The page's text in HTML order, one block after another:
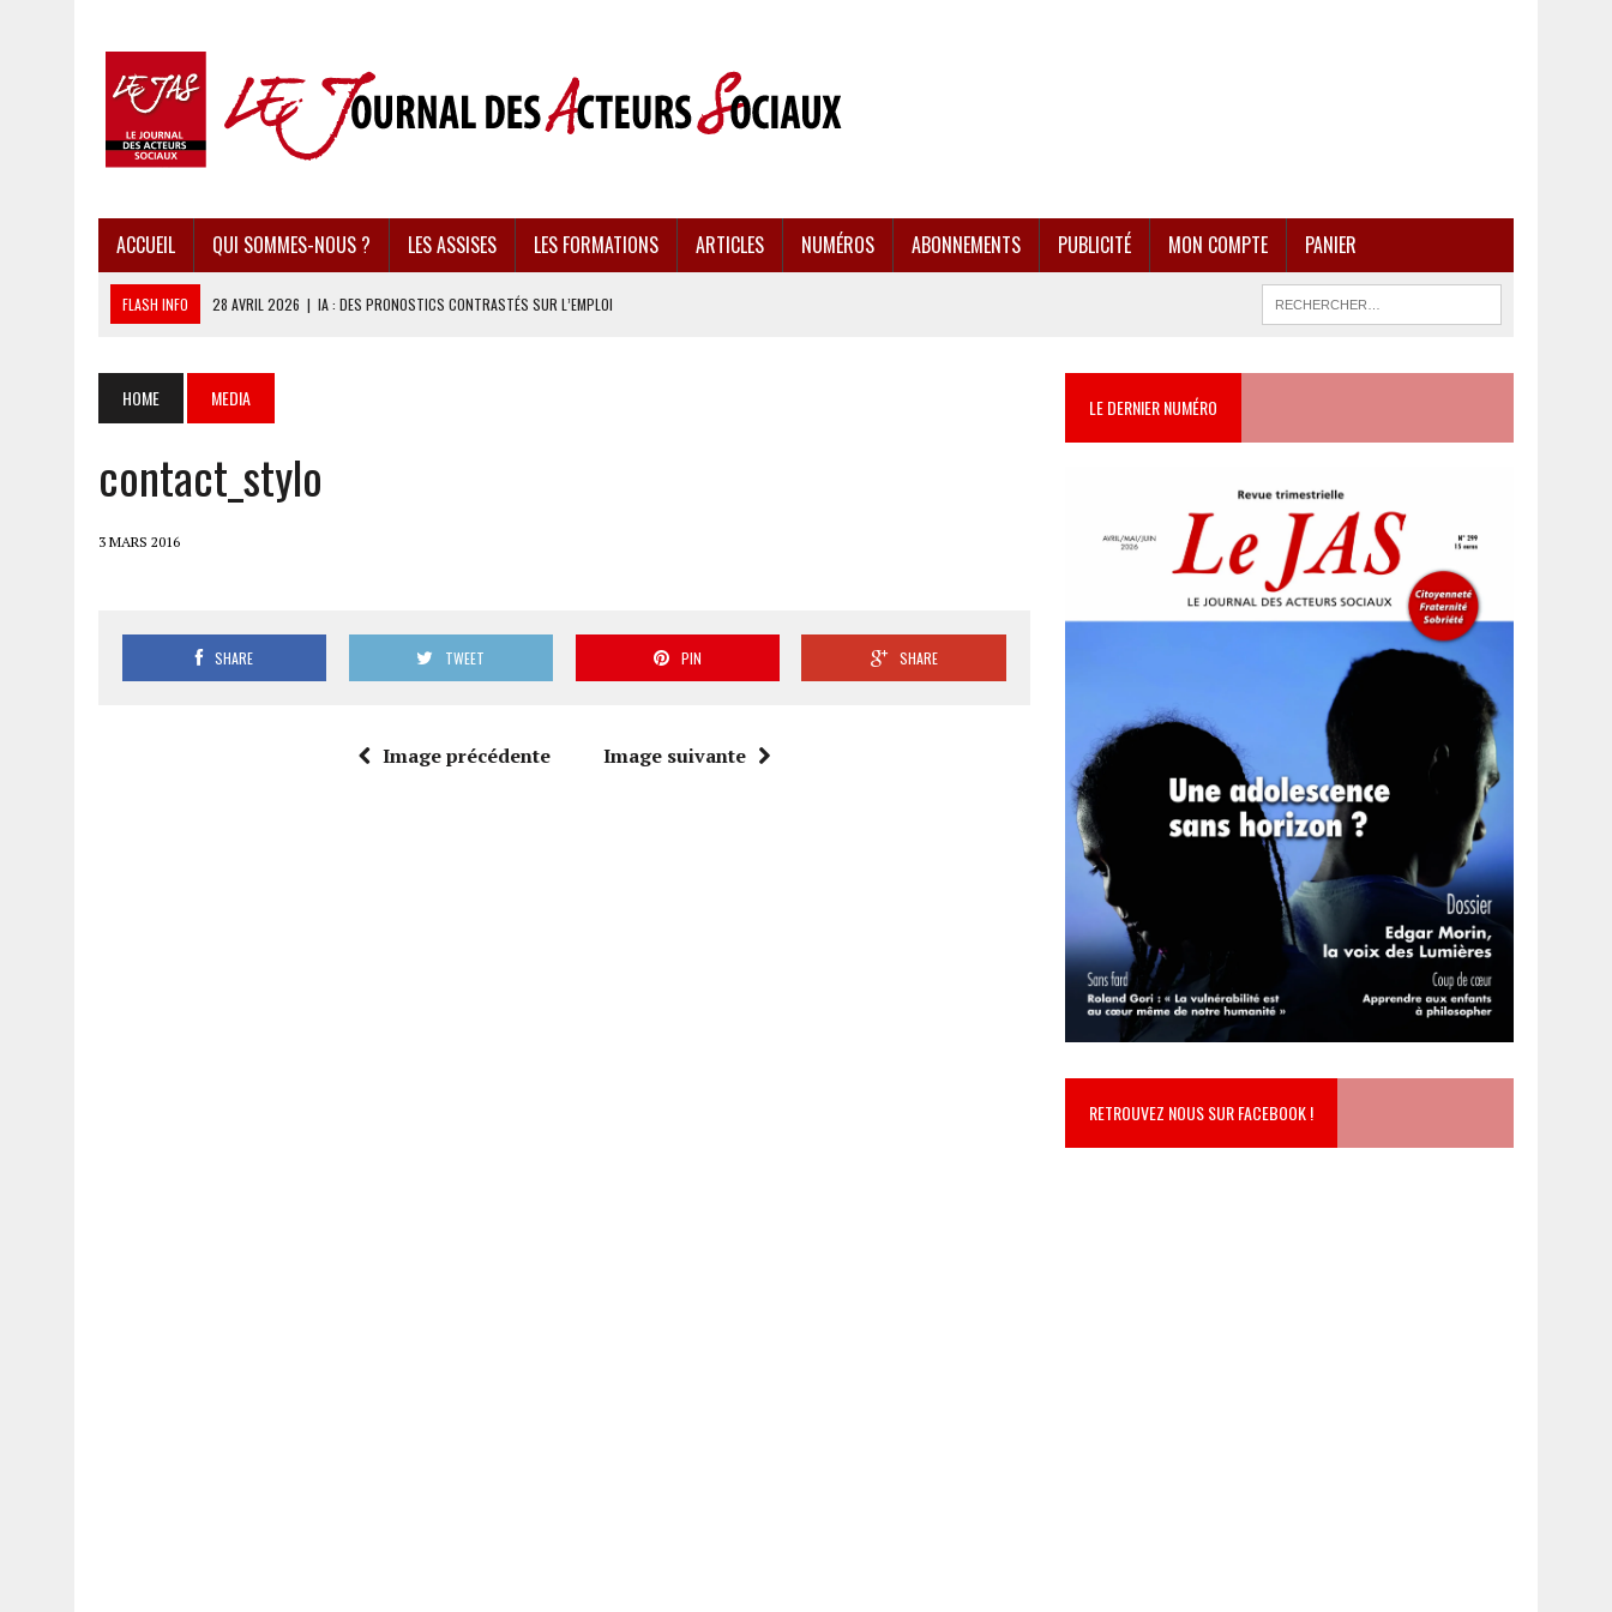
ACCUEIL QUI SOMMES-NOUS ? LES ASSISES LES FORMATIONS ARTICLES NUMÉROS ABONNEMENTS PUBLICITÉ MON COMPTE PANIER
FLASH INFO 28 AVRIL 2026 | IA : DES PRONOSTICS CONTRASTÉS SUR L’EMPLOI
28 AVRIL 2026 | PRESSE D’INFORMATION : UNE ÉCONOMIE DANGEREUSEMENT FRAGILISÉE
28 AVRIL 2026
| CARAÏBES : LES RÉCIFS CORALLIENS AU BORD DE L’EFFONDREMENT
HOME MEDIA
contact_stylo
3 MARS 2016
SHARE TWEET PIN SHARE
Image précédente Image suivante
LE DERNIER NUMÉRO
RETROUVEZ NOUS SUR FACEBOOK !